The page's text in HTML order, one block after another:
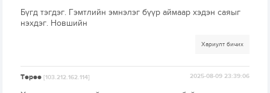
Бүгд тэгдэг. Гэмтлийн эмнэлэг бүүр аймаар хэдэн саяыг
нэхдэг. Новшийн
Хариулт бичих
Төрөө[103.212.162.114] 2025-08-09 23:39:06